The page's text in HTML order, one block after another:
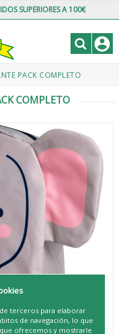
SUPERIORES A 100€
PACK COMPLETO
COMPLETO
terceros para elaborar
de navegación, lo que
ofrecemos y mostrarle